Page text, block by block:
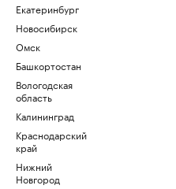
Екатеринбург
Новосибирск
Омск
Башкортостан
Вологодская
область
Калининград
Краснодарский
край
Нижний
Новгород